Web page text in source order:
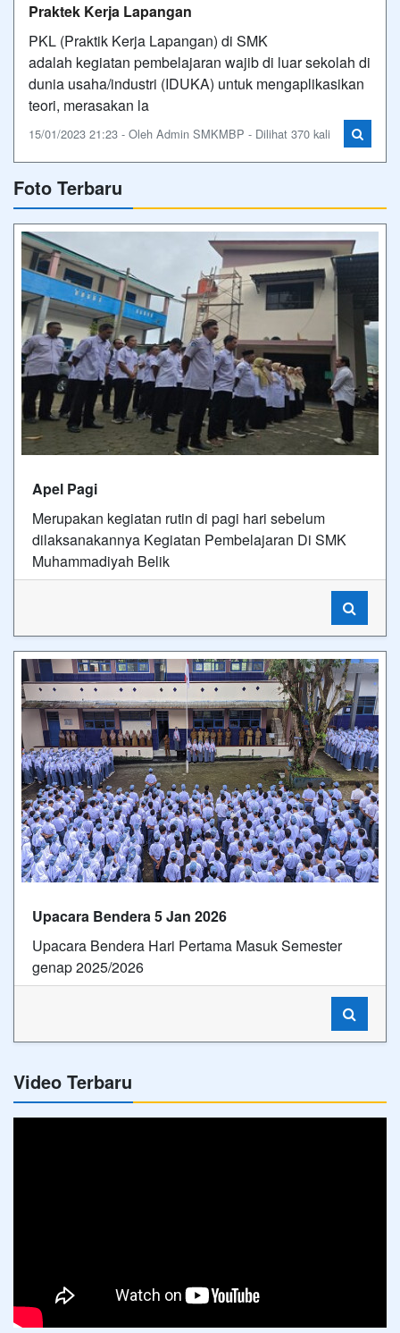
Praktek Kerja Lapangan
PKL (Praktik Kerja Lapangan) di SMK
adalah kegiatan pembelajaran wajib di luar sekolah di
dunia usaha/industri (IDUKA) untuk mengaplikasikan
teori, merasakan la
15/01/2023 21:23 - Oleh Admin SMKMBP - Dilihat 370 kali
Foto Terbaru
Apel Pagi
Merupakan kegiatan rutin di pagi hari sebelum
dilaksanakannya Kegiatan Pembelajaran Di SMK
Muhammadiyah Belik
Upacara Bendera 5 Jan 2026
Upacara Bendera Hari Pertama Masuk Semester
genap 2025/2026
Video Terbaru